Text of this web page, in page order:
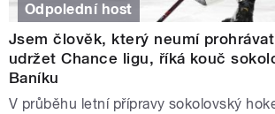
Odpolední host
Jsem člověk, který neumí
udržet Chance ligu, říká kouč
Baníku
V průběhu letní přípravy sokolovský